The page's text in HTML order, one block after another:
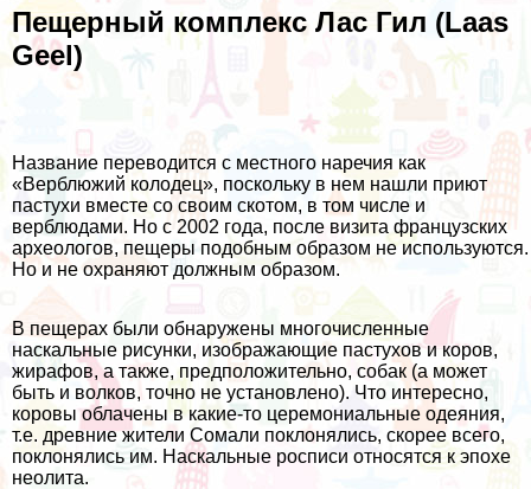
Пещерный комплекс Лас Гил (Laas
Geel)
Название переводится с местного наречия как
«Верблюжий колодец», поскольку в нем нашли приют
пастухи вместе со своим скотом, в том числе и
верблюдами. Но с 2002 года, после визита французских
археологов, пещеры подобным образом не используются.
Но и не охраняют должным образом.
В пещерах были обнаружены многочисленные
наскальные рисунки, изображающие пастухов и коров,
жирафов, а также, предположительно, собак (а может
быть и волков, точно не установлено). Что интересно,
коровы облачены в какие-то церемониальные одеяния,
т.е. древние жители Сомали поклонялись, скорее всего,
поклонялись им. Наскальные росписи относятся к эпохе
неолита.